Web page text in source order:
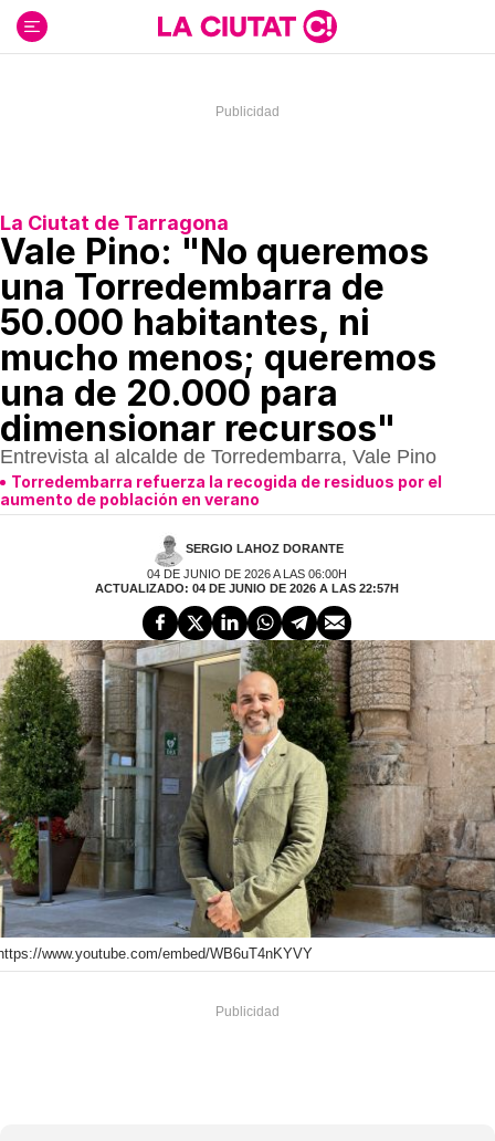
contenido
La Ciutat de Tarragona
Vale Pino: "No queremos
una Torredembarra de
50.000 habitantes, ni
mucho menos; queremos
una de 20.000 para
dimensionar recursos"
Entrevista al alcalde de Torredembarra, Vale Pino
Torredembarra refuerza la recogida de residuos por el
aumento de población en verano
SERGIO LAHOZ DORANTE
04 DE JUNIO DE 2026 A LAS 06:00H
ACTUALIZADO: 04 DE JUNIO DE 2026 A LAS 22:57H
www.youtube.com/embed/WB6uT4nKYVY